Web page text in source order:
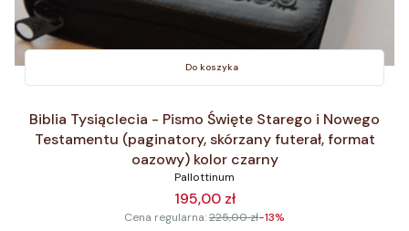
Do koszyka
Biblia Tysiąclecia - Pismo Święte Starego i Nowego
Testamentu (paginatory, skórzany futerał, format
oazowy) kolor czarny
Pallottinum
195,00 zł
Cena regularna:225,00 zł-13%